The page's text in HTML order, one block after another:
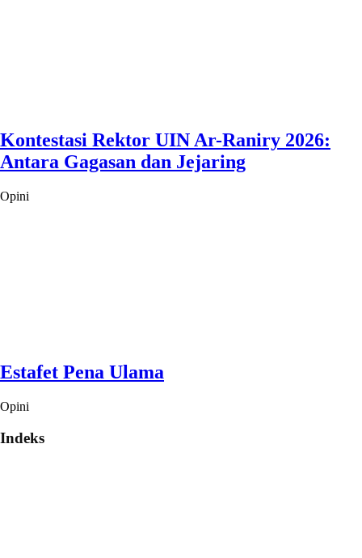
Kontestasi Rektor UIN Ar-Raniry 2026:
Antara Gagasan dan Jejaring
Opini
Estafet Pena Ulama
Opini
Indeks